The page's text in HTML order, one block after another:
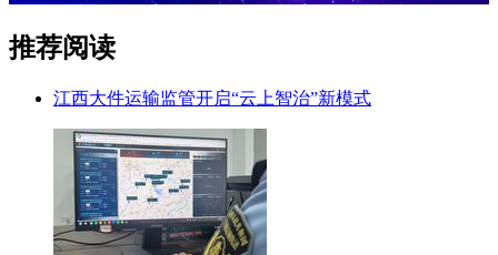
推荐阅读
江西大件运输监管开启“云上智治”新模式